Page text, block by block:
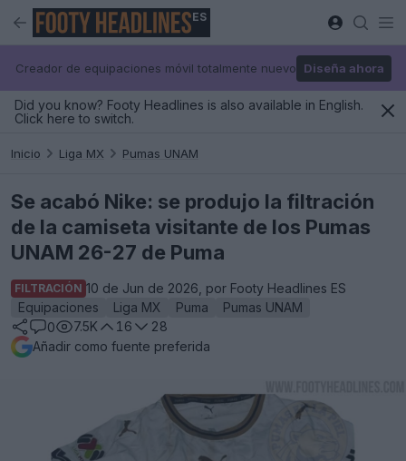
ES
Creador de equipaciones móvil totalmente nuevo Diseña ahora
Did you know? Footy Headlines is also available in English.
Click here to switch.
Inicio Liga MX Pumas UNAM
Se acabó Nike: se produjo la filtración
de la camiseta visitante de los Pumas
UNAM 26-27 de Puma
FILTRACIÓN 10 de Jun de 2026, por Footy Headlines ES
Equipaciones
Liga MX Puma
Pumas UNAM
0
7.5K 16
28
Añadir como fuente preferida